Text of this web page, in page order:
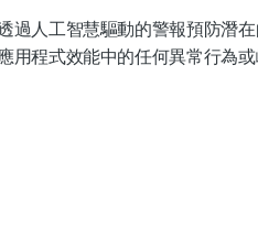
過人工智慧驅動的警報預防潛
用程式效能中的任何異常行為